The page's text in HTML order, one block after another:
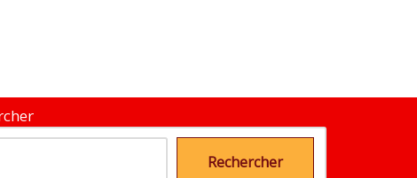
Rechercher